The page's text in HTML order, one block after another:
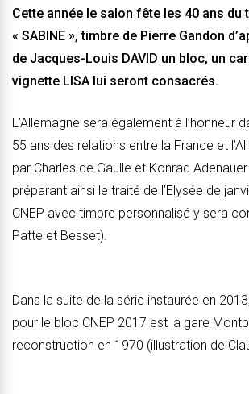
Cette année le salon fête les 40 ans du
« SABINE », timbre de Pierre Gandon
de Jacques-Louis DAVID un bloc, un
vignette LISA lui seront consacrés.
L’Allemagne sera également à l’honneur
55 ans des relations entre la France et
par Charles de Gaulle et Konrad
préparant ainsi le traité de l’Elysée de
CNEP avec timbre personnalisé y sera
Patte et Besset).
Dans la suite de la série instaurée en
pour le bloc CNEP 2017 est la gare
reconstruction en 1970 (illustration de